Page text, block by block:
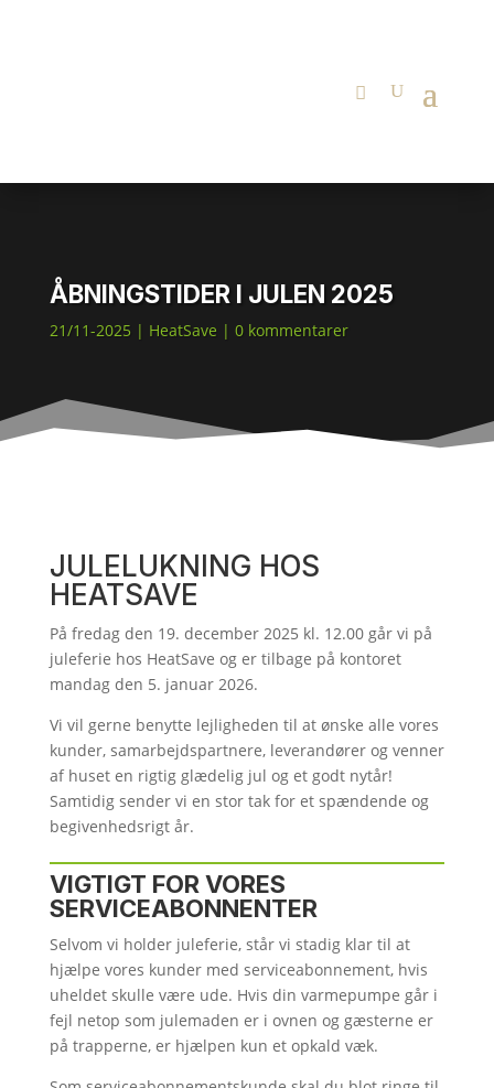
ÅBNINGSTIDER I JULEN 2025
21/11-2025 | HeatSave | 0 kommentarer
JULELUKNING HOS
HEATSAVE
På fredag den 19. december 2025 kl. 12.00 går vi på
juleferie hos HeatSave og er tilbage på kontoret
mandag den 5. januar 2026.
Vi vil gerne benytte lejligheden til at ønske alle vores
kunder, samarbejdspartnere, leverandører og venner
af huset en rigtig glædelig jul og et godt nytår!
Samtidig sender vi en stor tak for et spændende og
begivenhedsrigt år.
VIGTIGT FOR VORES
SERVICEABONNENTER
Selvom vi holder juleferie, står vi stadig klar til at
hjælpe vores kunder med serviceabonnement, hvis
uheldet skulle være ude. Hvis din varmepumpe går i
fejl netop som julemaden er i ovnen og gæsterne er
på trapperne, er hjælpen kun et opkald væk.